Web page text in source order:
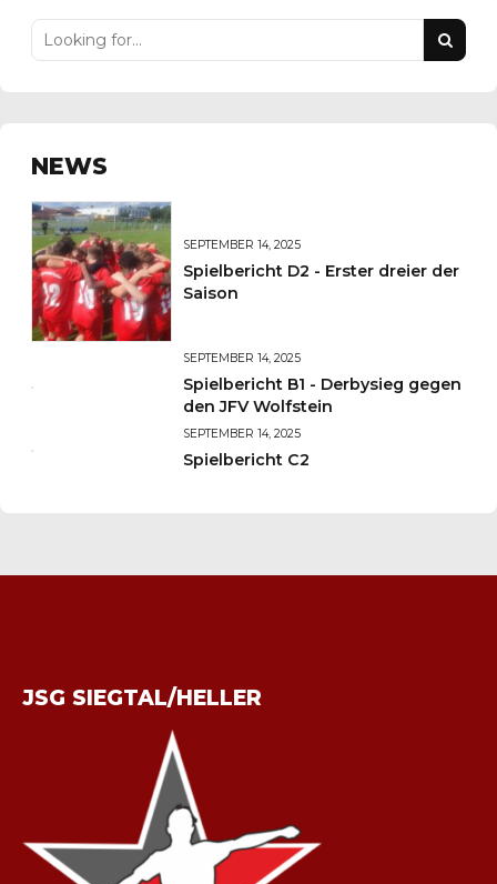
NEWS
SEPTEMBER 14, 2025
Spielbericht D2 - Erster dreier der
Saison
SEPTEMBER 14, 2025
Spielbericht B1 - Derbysieg gegen
den JFV Wolfstein
SEPTEMBER 14, 2025
Spielbericht C2
JSG SIEGTAL/HELLER